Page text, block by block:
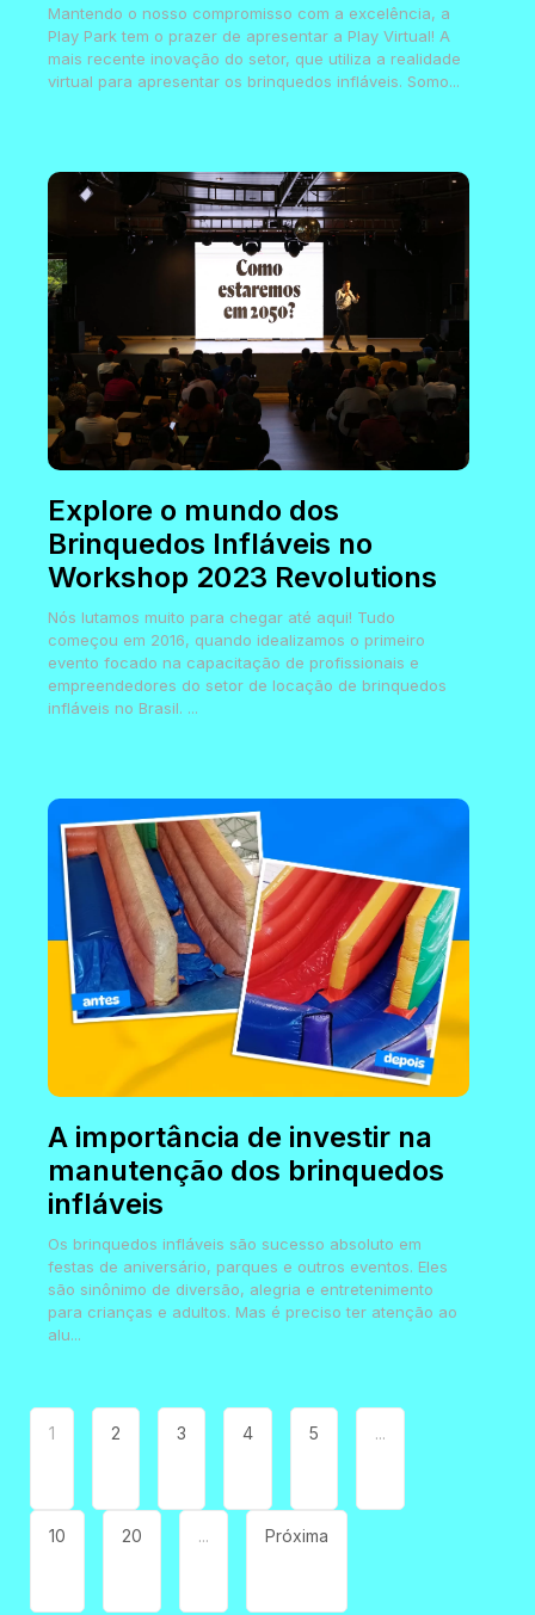
Mantendo o nosso compromisso com a excelência, a
Play Park tem o prazer de apresentar a Play Virtual! A
mais recente inovação do setor, que utiliza a realidade
virtual para apresentar os brinquedos infláveis. Somo...
Explore o mundo dos
Brinquedos Infláveis no
Workshop 2023 Revolutions
Nós lutamos muito para chegar até aqui! Tudo
começou em 2016, quando idealizamos o primeiro
evento focado na capacitação de profissionais e
empreendedores do setor de locação de brinquedos
infláveis no Brasil. ...
A importância de investir na
manutenção dos brinquedos
infláveis
Os brinquedos infláveis são sucesso absoluto em
festas de aniversário, parques e outros eventos. Eles
são sinônimo de diversão, alegria e entretenimento
para crianças e adultos. Mas é preciso ter atenção ao
alu...
1 2 3 4 5 ...
10 20 ... Próxima